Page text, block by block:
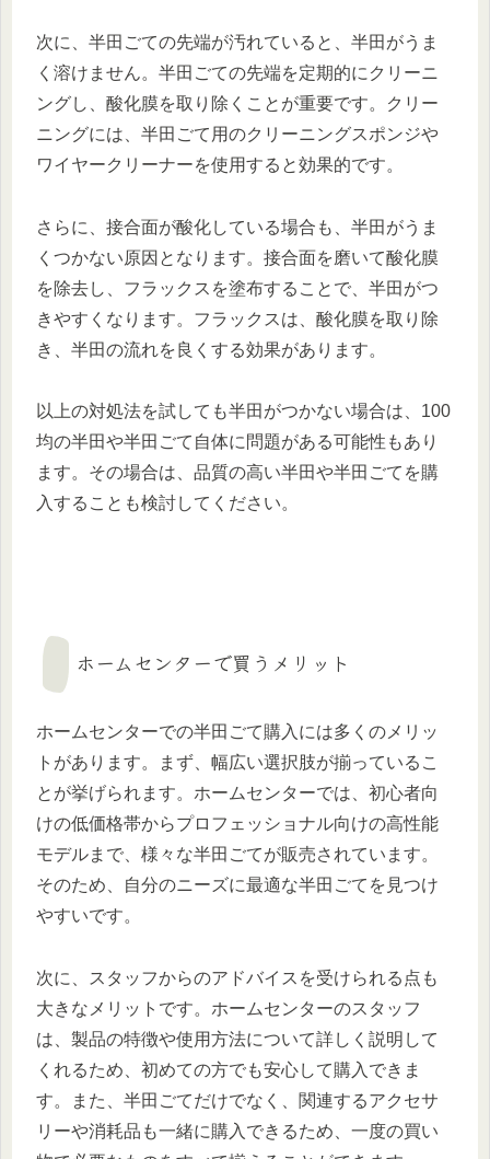
次に、半田ごての先端が汚れていると、半田がうま
く溶けません。半田ごての先端を定期的にクリーニ
ングし、酸化膜を取り除くことが重要です。クリー
ニングには、半田ごて用のクリーニングスポンジや
ワイヤークリーナーを使用すると効果的です。
さらに、接合面が酸化している場合も、半田がうま
くつかない原因となります。接合面を磨いて酸化膜
を除去し、フラックスを塗布することで、半田がつ
きやすくなります。フラックスは、酸化膜を取り除
き、半田の流れを良くする効果があります。
以上の対処法を試しても半田がつかない場合は、100
均の半田や半田ごて自体に問題がある可能性もあり
ます。その場合は、品質の高い半田や半田ごてを購
入することも検討してください。
ホームセンターで買うメリット
ホームセンターでの半田ごて購入には多くのメリッ
トがあります。まず、幅広い選択肢が揃っているこ
とが挙げられます。ホームセンターでは、初心者向
けの低価格帯からプロフェッショナル向けの高性能
モデルまで、様々な半田ごてが販売されています。
そのため、自分のニーズに最適な半田ごてを見つけ
やすいです。
次に、スタッフからのアドバイスを受けられる点も
大きなメリットです。ホームセンターのスタッフ
は、製品の特徴や使用方法について詳しく説明して
くれるため、初めての方でも安心して購入できま
す。また、半田ごてだけでなく、関連するアクセサ
リーや消耗品も一緒に購入できるため、一度の買い